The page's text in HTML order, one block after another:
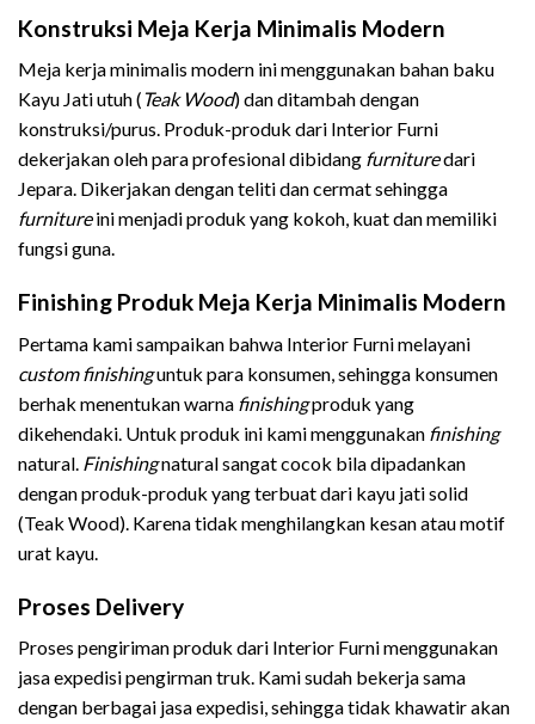
Konstruksi Meja Kerja Minimalis Modern
Meja kerja minimalis modern ini menggunakan bahan baku
Kayu Jati utuh (Teak Wood) dan ditambah dengan
konstruksi/purus. Produk-produk dari Interior Furni
dekerjakan oleh para profesional dibidang furnituredari
Jepara. Dikerjakan dengan teliti dan cermat sehingga
furnitureini menjadi produk yang kokoh, kuat dan memiliki
fungsi guna.
Finishing Produk Meja Kerja Minimalis Modern
Pertama kami sampaikan bahwa Interior Furni melayani
custom finishinguntuk para konsumen, sehingga konsumen
berhak menentukan warna finishingproduk yang
dikehendaki. Untuk produk ini kami menggunakan finishing
natural. Finishingnatural sangat cocok bila dipadankan
dengan produk-produk yang terbuat dari kayu jati solid
(Teak Wood). Karena tidak menghilangkan kesan atau motif
urat kayu.
Proses Delivery
Proses pengiriman produk dari Interior Furni menggunakan
jasa expedisi pengirman truk. Kami sudah bekerja sama
dengan berbagai jasa expedisi, sehingga tidak khawatir akan